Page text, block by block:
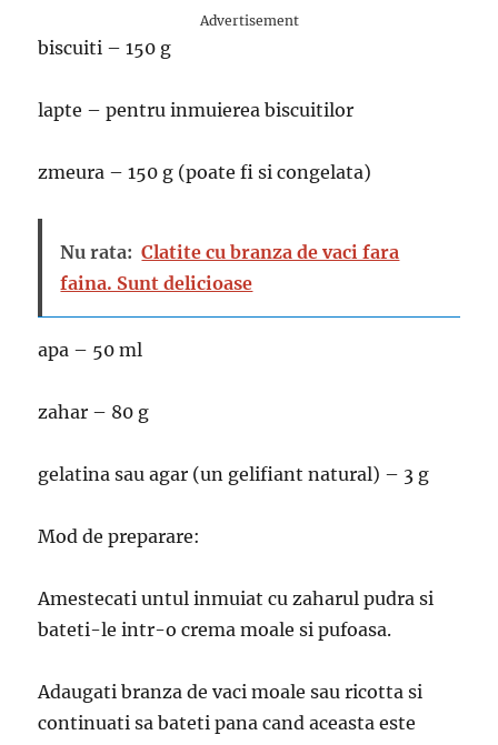
Advertisement
biscuiti – 150 g
lapte – pentru inmuierea biscuitilor
zmeura – 150 g (poate fi si congelata)
Nu rata: Clatite cu branza de vaci fara
faina. Sunt delicioase
apa – 50 ml
zahar – 80 g
gelatina sau agar (un gelifiant natural) – 3 g
Mod de preparare:
Amestecati untul inmuiat cu zaharul pudra si
bateti-le intr-o crema moale si pufoasa.
Adaugati branza de vaci moale sau ricotta si
continuati sa bateti pana cand aceasta este